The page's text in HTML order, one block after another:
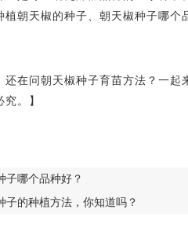
朝天椒的种子、朝天椒种子哪个
问朝天椒种子育苗方法？一起
。】
子哪个品种好？
子的种植方法，你知道吗？